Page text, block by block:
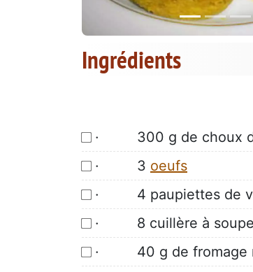
Ingrédients
· 300 g de choux
· 3 oeufs
· 4 paupiettes de
· 8 cuillère à soupe
· 40 g de fromage